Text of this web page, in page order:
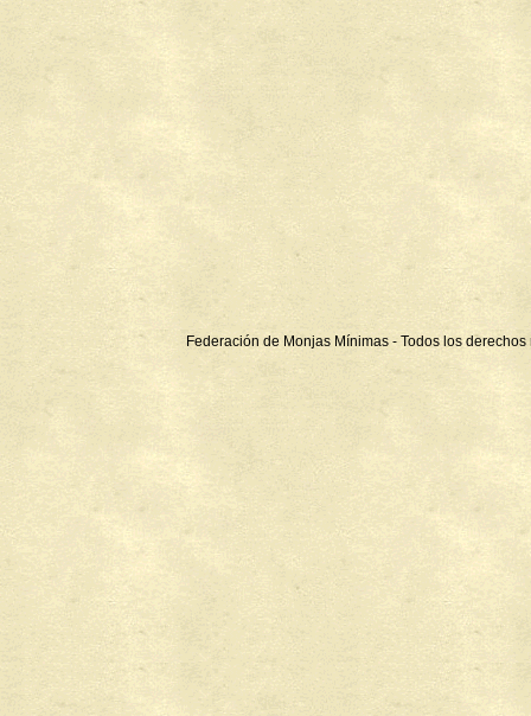
Federación de Monjas Mínimas - Todos los